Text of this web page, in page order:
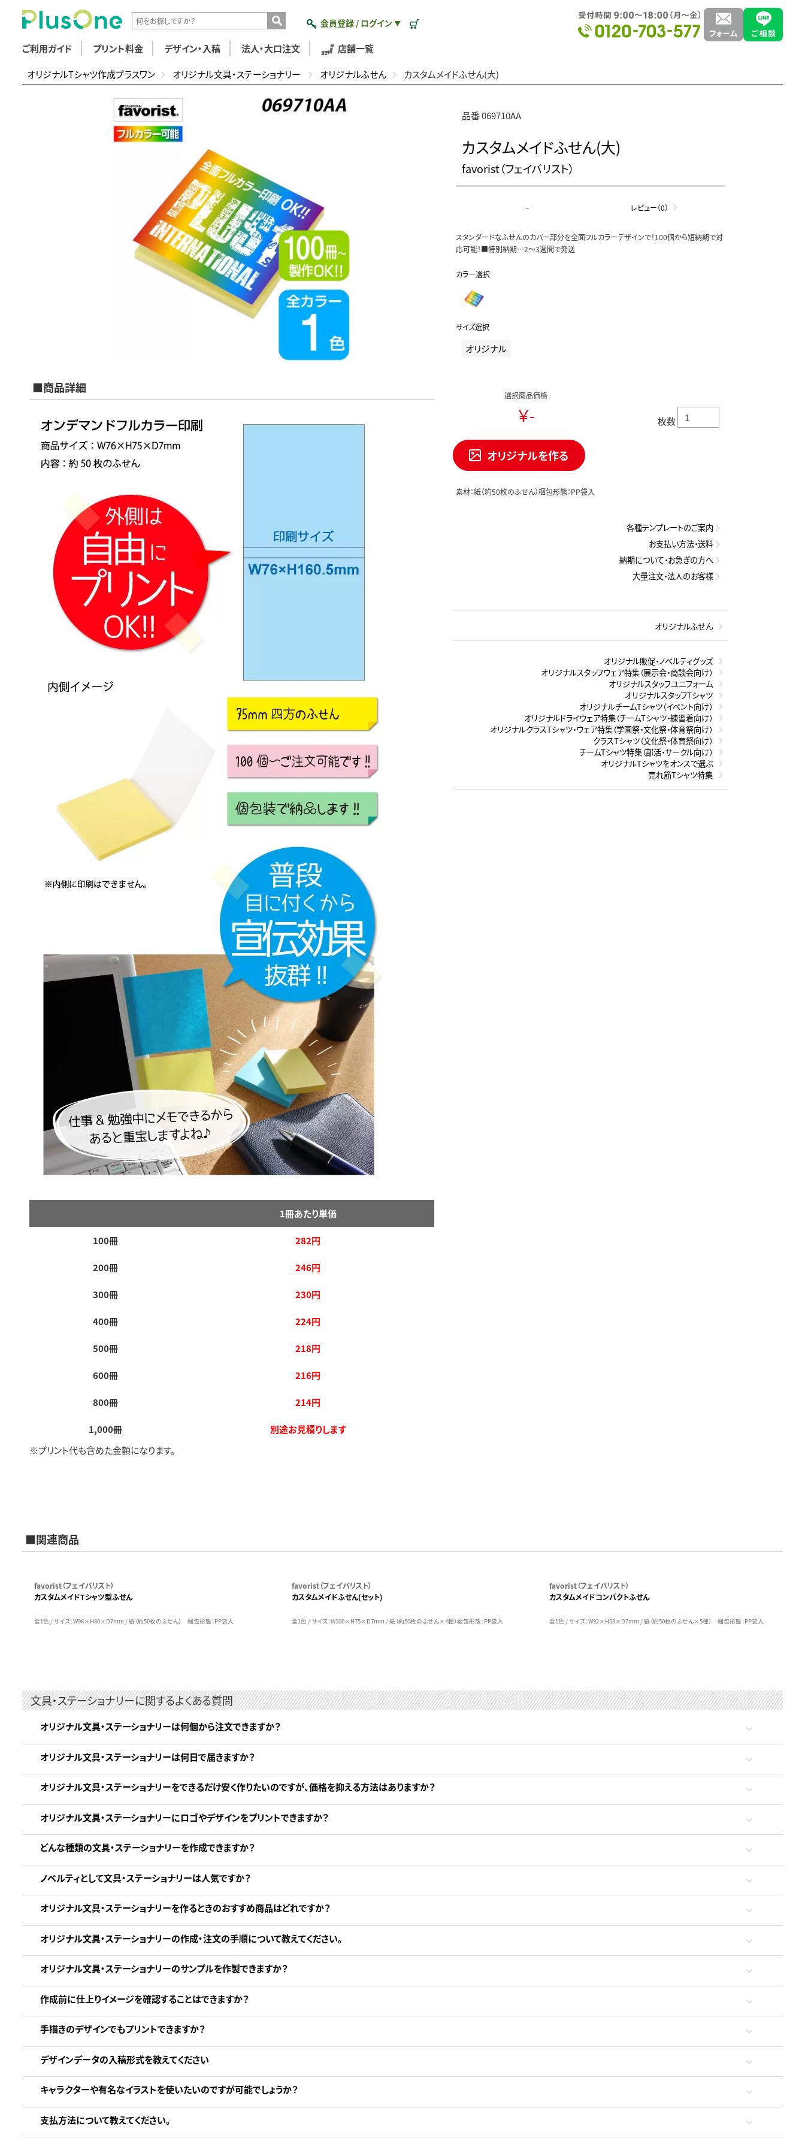
会員登録 / ログイン ▼
ご利用ガイド プリント料金 デザイン・入稿 法人・大口注文 店舗一覧
オリジナルTシャツ作成プラスワン オリジナル文具・ステーショナリー オリジナルふせん カスタムメイドふせん(大)
■商品詳細
1冊あたり単価
100冊 282円
200冊 246円
300冊 230円
400冊 224円
500冊 218円
600冊 216円
800冊 214円
1,000冊
別途お見積りします
※プリント代も含めた金額になります。
品番 069710AA
カスタムメイドふせん(大)
favorist（フェイバリスト）
- レビュー（0）
スタンダードなふせんのカバー部分を全面フルカラーデザインで！100個から短納期で対
応可能！■特別納期…2～3週間で発送
カラー選択
サイズ選択
オリジナル
選択商品価格
￥- 枚数
オリジナルを作る
素材：紙（約50枚のふせん）梱包形態：PP袋入
各種テンプレートのご案内
お支払い方法・送料
納期について・お急ぎの方へ
大量注文・法人のお客様
オリジナルふせん
オリジナル販促・ノベルティグッズ
オリジナルスタッフウェア特集（展示会・商談会向け）
オリジナルスタッフユニフォーム
オリジナルスタッフTシャツ
オリジナルチームTシャツ（イベント向け）
オリジナルドライウェア特集（チームTシャツ・練習着向け）
オリジナルクラスTシャツ・ウェア特集（学園祭・文化祭・体育祭向け）
クラスTシャツ（文化祭・体育祭向け）
チームTシャツ特集（部活・サークル向け）
オリジナルTシャツをオンスで選ぶ
売れ筋Tシャツ特集
■関連商品
favorist（フェイバリスト）
カスタムメイドTシャツ型ふせん
全1色 / サイズ：W96×H80×D7mm / 紙（約50枚のふせん） 梱包形態：PP袋入
favorist（フェイバリスト）
カスタムメイドふせん(セット)
全1色 / サイズ：W100×H75×D7mm / 紙（約50枚のふせん×4種）梱包形態：PP袋入
favorist（フェイバリスト）
カスタムメイドコンパクトふせん
全1色 / サイズ：W92×H53×D7mm / 紙（約50枚のふせん×5種） 梱包形態：PP袋入
文具・ステーショナリーに関するよくある質問
オリジナル文具・ステーショナリーは何個から注文できますか？
オリジナル文具・ステーショナリーは何日で届きますか？
オリジナル文具・ステーショナリーをできるだけ安く作りたいのですが、価格を抑える方法はありますか？
オリジナル文具・ステーショナリーにロゴやデザインをプリントできますか？
どんな種類の文具・ステーショナリーを作成できますか？
ノベルティとして文具・ステーショナリーは人気ですか？
オリジナル文具・ステーショナリーを作るときのおすすめ商品はどれですか？
オリジナル文具・ステーショナリーの作成・注文の手順について教えてください。
オリジナル文具・ステーショナリーのサンプルを作製できますか？
作成前に仕上りイメージを確認することはできますか？
手描きのデザインでもプリントできますか？
デザインデータの入稿形式を教えてください
キャラクターや有名なイラストを使いたいのですが可能でしょうか？
支払方法について教えてください。